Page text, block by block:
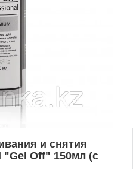
и снятия
"Gel Off" 150мл (с